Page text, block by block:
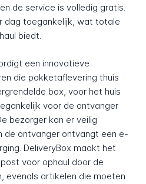
de service is volledig gratis.
dag toegankelijk, wat totale
biedt.
een innovatieve
die pakketaflevering thuis
box, voor het huis
voor de ontvanger
bezorger kan er veilig
de ontvanger ontvangt een e-
DeliveryBox maakt het
voor ophaul door de
evenals artikelen die moeten